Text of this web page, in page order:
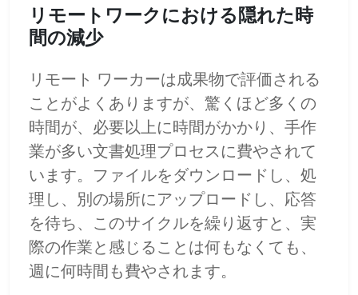
リモートワークにおける隠れた時
間の減少
リモート ワーカーは成果物で評価される
ことがよくありますが、驚くほど多くの
時間が、必要以上に時間がかかり、手作
業が多い文書処理プロセスに費やされて
います。ファイルをダウンロードし、処
理し、別の場所にアップロードし、応答
を待ち、このサイクルを繰り返すと、実
際の作業と感じることは何もなくても、
週に何時間も費やされます。